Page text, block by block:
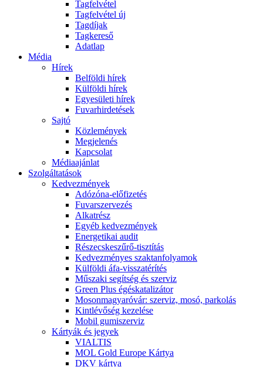
Tagfelvétel
Tagfelvétel új
Tagdíjak
Tagkereső
Adatlap
Média
Hírek
Belföldi hírek
Külföldi hírek
Egyesületi hírek
Fuvarhirdetések
Sajtó
Közlemények
Megjelenés
Kapcsolat
Médiaajánlat
Szolgáltatások
Kedvezmények
Adózóna-előfizetés
Fuvarszervezés
Alkatrész
Egyéb kedvezmények
Energetikai audit
Részecskeszűrő-tisztítás
Kedvezményes szaktanfolyamok
Külföldi áfa-visszatérítés
Műszaki segítség és szerviz
Green Plus égéskatalizátor
Mosonmagyaróvár: szerviz, mosó, parkolás
Kintlévőség kezelése
Mobil gumiszerviz
Kártyák és jegyek
VIALTIS
MOL Gold Europe Kártya
DKV kártya